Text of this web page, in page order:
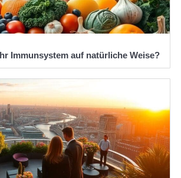
Immunsystem auf natürliche Weise?